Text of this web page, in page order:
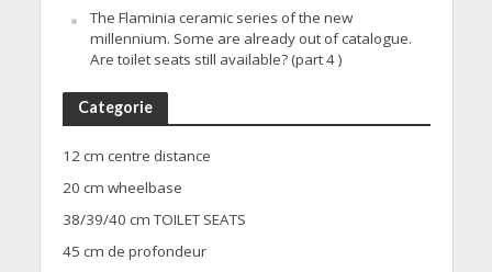
The Flaminia ceramic series of the new
millennium. Some are already out of catalogue.
Are toilet seats still available? (part 4 )
Categorie
12 cm centre distance
20 cm wheelbase
38/39/40 cm TOILET SEATS
45 cm de profondeur